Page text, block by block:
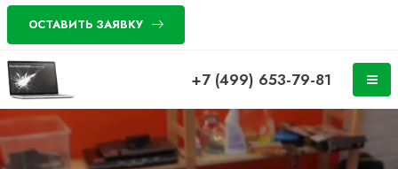
ОСТАВИТЬ ЗАЯВКУ
+7 (499) 653-79-81